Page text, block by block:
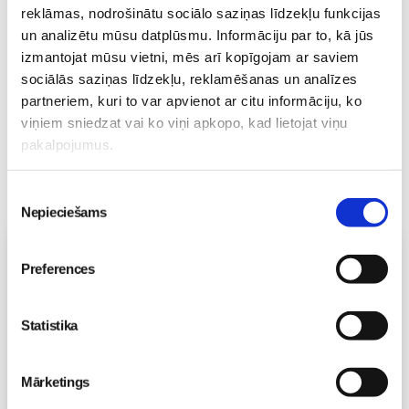
reklāmas, nodrošinātu sociālo saziņas līdzekļu funkcijas
un analizētu mūsu datplūsmu. Informāciju par to, kā jūs
izmantojat mūsu vietni, mēs arī kopīgojam ar saviem
sociālās saziņas līdzekļu, reklamēšanas un analīzes
partneriem, kuri to var apvienot ar citu informāciju, ko
viņiem sniedzat vai ko viņi apkopo, kad lietojat viņu
pakalpojumus.
izvēle
Nepieciešams
Preferences
Statistika
Mārketings
23. May 09:55
Topošo un jauno māmiņu lutināšanas programma ar
07.08 15:15-17:00